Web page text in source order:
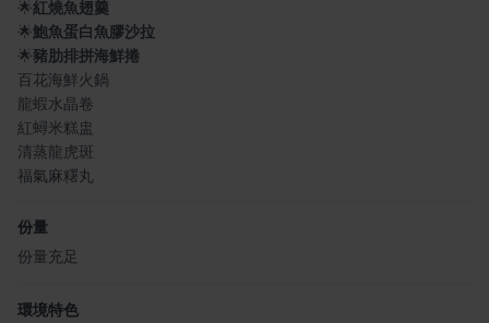
🌟紅燒魚翅羹
🌟鮑魚蛋白魚膠沙拉
🌟豬肋排拼海鮮捲
百花海鮮火鍋
龍蝦水晶卷
紅蟳米糕盅
清蒸龍虎斑
福氣麻糬丸
份量
份量充足
環境特色